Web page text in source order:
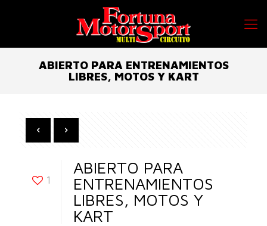
ABIERTO PARA ENTRENAMIENTOS
LIBRES, MOTOS Y KART
1
ABIERTO PARA
ENTRENAMIENTOS
LIBRES, MOTOS Y
KART